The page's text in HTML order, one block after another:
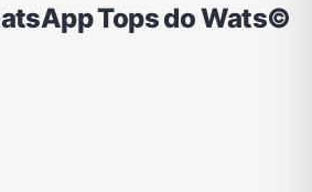
Tops do Wats©